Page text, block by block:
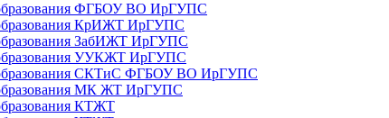
образования ФГБОУ ВО ИрГУПС
образования КрИЖТ ИрГУПС
образования ЗабИЖТ ИрГУПС
образования УУКЖТ ИрГУПС
образования СКТиС ФГБОУ ВО ИрГУПС
образования МК ЖТ ИрГУПС
КТЖТ